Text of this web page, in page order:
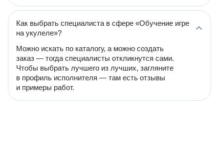
Как выбрать специалиста в сфере «Обучение игре
на укулеле»?
Можно искать по каталогу, а можно создать
заказ — тогда специалисты откликнутся сами.
Чтобы выбрать лучшего из лучших, загляните
в профиль исполнителя — там есть отзывы
и примеры работ.